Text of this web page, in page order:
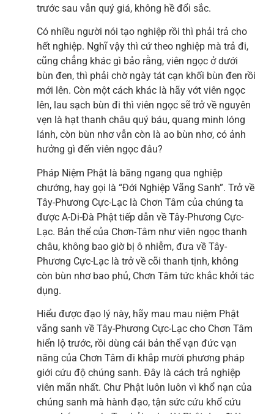
trước sau vẫn quý giá, không hề đổi sắc.
Có nhiều người nói tạo nghiệp rồi thì phải trả cho
hết nghiệp. Nghĩ vậy thì cứ theo nghiệp mà trả đi,
cũng chẳng khác gì bảo rằng, viên ngọc ở dưới
bùn đen, thì phải chờ ngày tát cạn khối bùn đen rồi
mới lên. Còn một cách khác là hãy vớt viên ngọc
lên, lau sạch bùn đi thì viên ngọc sẽ trở về nguyên
vẹn là hạt thanh châu quý báu, quang minh lóng
lánh, còn bùn nhơ vẫn còn là ao bùn nhơ, có ảnh
hưởng gì đến viên ngọc đâu?
Pháp Niệm Phật là băng ngang qua nghiệp
chướng, hay gọi là “Đới Nghiệp Vãng Sanh”. Trở về
Tây-Phương Cực-Lạc là Chơn Tâm của chúng ta
được A-Di-Đà Phật tiếp dẫn về Tây-Phương Cực-
Lạc. Bản thể của Chơn-Tâm như viên ngọc thanh
châu, không bao giờ bị ô nhiễm, đưa về Tây-
Phương Cực-Lạc là trở về cõi thanh tịnh, không
còn bùn nhơ bao phủ, Chơn Tâm tức khắc khởi tác
dụng.
Hiểu được đạo lý này, hãy mau mau niệm Phật
vãng sanh về Tây-Phương Cực-Lạc cho Chơn Tâm
hiển lộ trước, rồi dùng cái bản thể vạn đức vạn
năng của Chơn Tâm đi khắp mười phương pháp
giới cứu độ chúng sanh. Đây là cách trả nghiệp
viên mãn nhất. Chư Phật luôn luôn vì khổ nạn của
chúng sanh mà hành đạo, tận sức cứu khổ cứu